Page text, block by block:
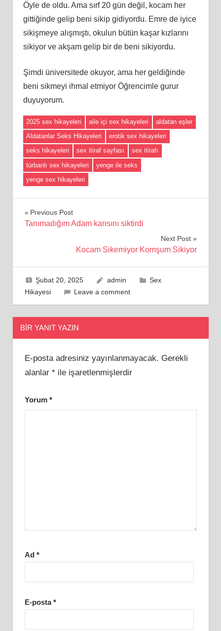
Öyle de oldu. Ama sırf 20 gün değil, kocam her
gittiğinde gelip beni sikip gidiyordu. Emre de iyice
sikişmeye alışmıştı, okulun bütün kaşar kızlarını
sikiyor ve akşam gelip bir de beni sikiyordu.
Şimdi üniversitede okuyor, ama her geldiğinde
beni sikmeyi ihmal etmiyor Öğrencimle gurur
duyuyorum.
2025 sex hikayeleri aile içi sex hikayeleri
aldatan eşler
Aldatanlar Seks Hikayeleri
erotik sex hikayeleri
seks hikayeleri
sex itiraf sayfası
sex itirafı
türbanlı sex hikayeleri
yenge ile seks
yenge sex hikayeleri
Yazı
Previous Post
Tanımadığım Adam karısını siktirdi
Next Post
Kocam Sikemiyor Komşum Sikiyor
Şubat 20, 2025 admin
Sex
Hikayesi
Leave a comment
BIR YANIT YAZIN
E-posta adresiniz yayınlanmayacak. Gerekli
alanlar *ile işaretlenmişlerdir
Yorum *
Ad *
E-posta*